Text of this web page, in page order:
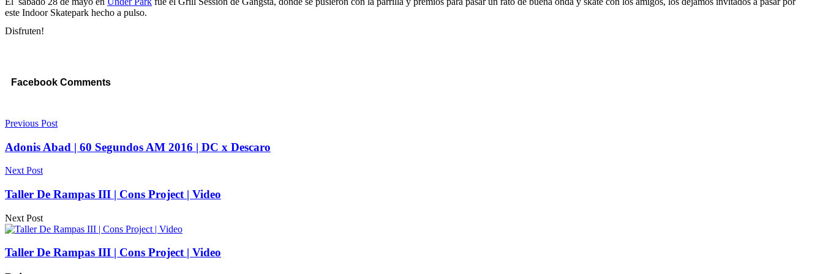
este Indoor Skatepark hecho a pulso.
Disfruten!
Facebook Comments
Previous Post
Adonis Abad | 60 Segundos AM 2016 | DC x Descaro
Next Post
Taller De Rampas III | Cons Project | Video
Next Post
Taller De Rampas III | Cons Project | Video